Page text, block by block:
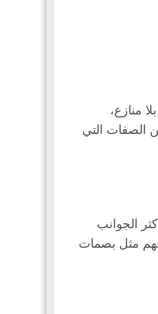
منازع،
من الصفات التي
إلى طولها فإن من أكثر الجوانب
فهم مثل بصمات